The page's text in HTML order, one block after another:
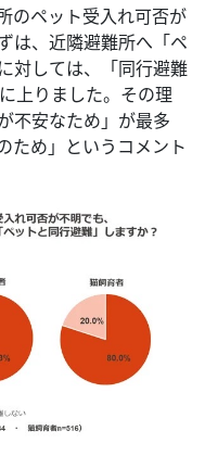
のペット受入れ可否が
は、近隣避難所へ「ペ
対しては、「同行避難
上りました。その理
不安なため」が最多
ため」というコメント